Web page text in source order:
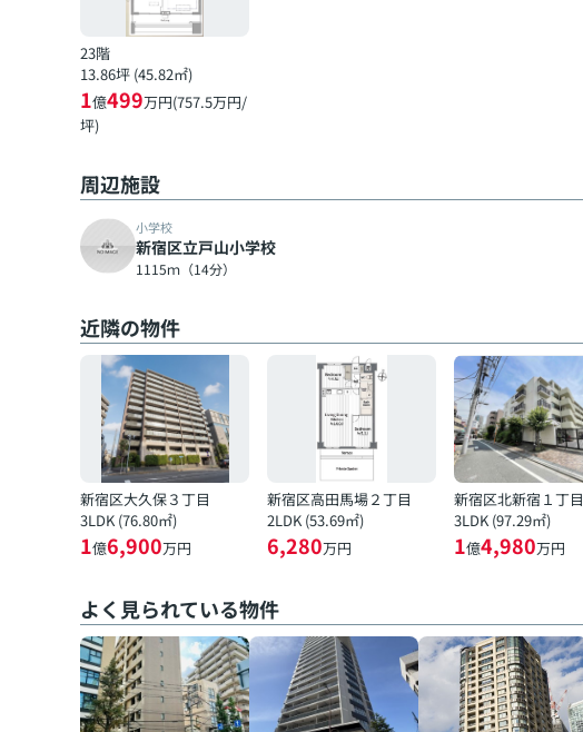
23階
13.86坪 (45.82㎡)
1億499万円(757.5万円/
坪)
周辺施設
小学校
新宿区立戸山小学校
1115ｍ（14分）
近隣の物件
新宿区大久保３丁目
3LDK (76.80㎡)
1億6,900万円
新宿区高田馬場２丁目
2LDK (53.69㎡)
6,280万円
新宿区北新宿１丁目
3LDK (97.29㎡)
1億4,980万円
よく見られている物件